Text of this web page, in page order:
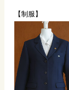
【制服】